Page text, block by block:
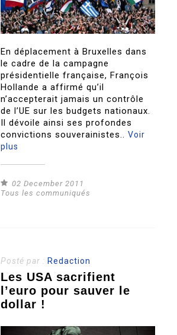
En déplacement à Bruxelles dans
le cadre de la campagne
présidentielle française, François
Hollande a affirmé qu’il
n’accepterait jamais un contrôle
de l’UE sur les budgets nationaux.
Il dévoile ainsi ses profondes
convictions souverainistes..Voir
plus
02 December 2011
Tous les communiqués
Posté par : Redaction
Les USA sacrifient
l’euro pour sauver le
dollar !